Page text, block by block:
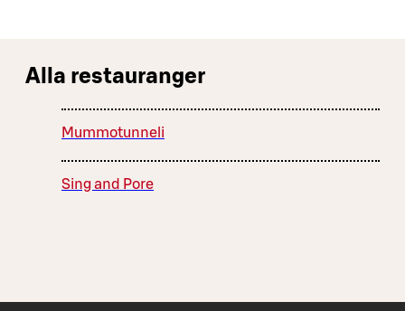
Alla restauranger
Mummotunneli
Sing and Pore